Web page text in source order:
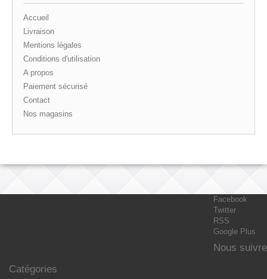
Accueil
Livraison
Mentions légales
Conditions d'utilisation
A propos
Paiement sécurisé
Contact
Nos magasins
Facebook
Twitter
RSS
Google Plus
Nous suivre
Catégories